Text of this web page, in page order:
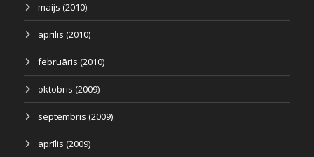
maijs (2010)
aprīlis (2010)
februāris (2010)
oktobris (2009)
septembris (2009)
aprīlis (2009)